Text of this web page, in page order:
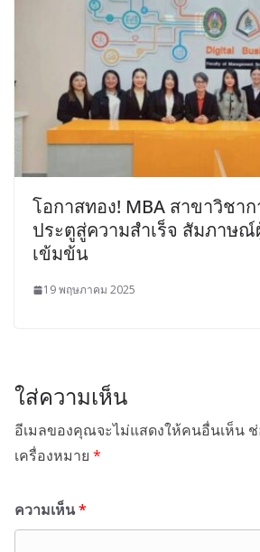
โอกาสทอง! MBA สาขาวิชา
ประตูสู่ความสำเร็จ สัมภาษณ์
เข้มข้น
19 พฤษภาคม 2025
ใส่ความเห็น
อีเมลของคุณจะไม่แสดงให้คนอื่นเห็น
เครื่องหมาย *
ความเห็น*